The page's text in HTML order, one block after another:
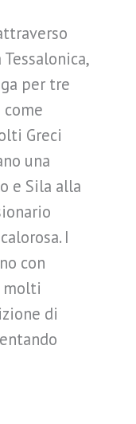
per tre
come
Greci
una
e Sila alla
I
con
molti
di